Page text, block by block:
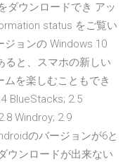
ダウンロードでき アッ
status をご覧い
ジョンの Windows 10
ると、スマホの新しい
を楽しむこともでき
BlueStacks; 2.5
Windroy; 2.9
のバージョンが6と
ウンロードが出来ない